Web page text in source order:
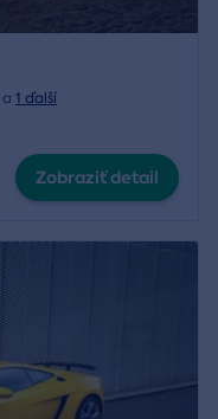
a 1 ďalší
Zobraziť detail